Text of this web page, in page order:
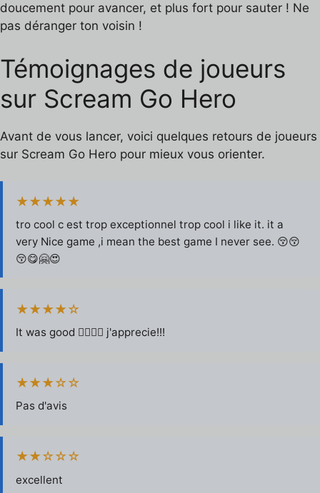
doucement pour avancer, et plus fort pour sauter ! Ne
pas déranger ton voisin !
Témoignages de joueurs
sur Scream Go Hero
Avant de vous lancer, voici quelques retours de joueurs
sur Scream Go Hero pour mieux vous orienter.
★★★★★
tro cool c est trop exceptionnel trop cool i like it. it a
very Nice game ,i mean the best game I never see. 😚😚
😚😋🤗😍
★★★★☆
It was good 👍🏻😁😁 j'apprecie!!!
★★★☆☆
Pas d'avis
★★☆☆☆
excellent